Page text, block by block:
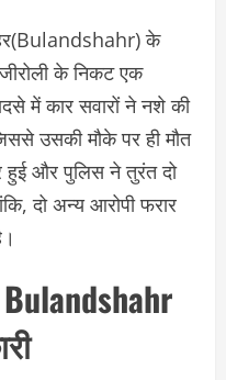
के
के निकट एक
में कार सवारों ने नशे की
उसकी मौके पर ही मौत
हुई और पुलिस ने तुरंत दो
दो अन्य आरोपी फरार